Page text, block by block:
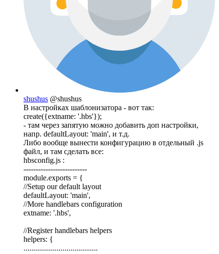
shushus @shushus
В настройках шаблонизатора - вот так:
create({extname: '.hbs'});
- там через запятую можно добавить доп настройки,
напр. defaultLayout: 'main', и т.д.
Либо вообще вынести конфигурацию в отдельный .js
файл, и там сделать все:
hbsconfig.js :
--------------------------
module.exports = {
//Setup our default layout
defaultLayout: 'main',
//More handlebars configuration
extname: '.hbs',
//Register handlebars helpers
helpers: {
......................................